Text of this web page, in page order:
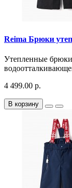
Reima Брюки
Утепленные
4 499.00 р.
В корзину